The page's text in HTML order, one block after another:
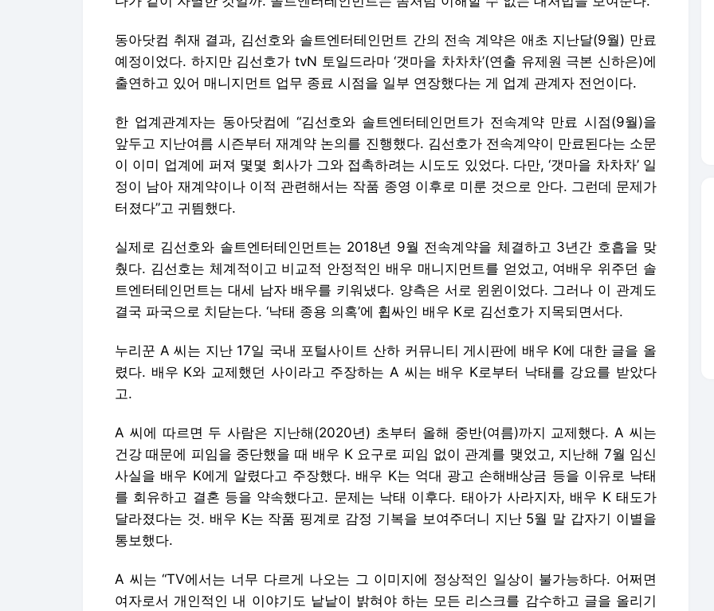
동아닷컴 취재 결과, 김선호와 솔트엔터테인먼트 간의 전속 계약은 애초 지난달(9월) 만료
예정이었다. 하지만 김선호가 tvN 토일드라마 ‘갯마을 차차차’(연출 유제원 극본 신하은)에
출연하고 있어 매니지먼트 업무 종료 시점을 일부 연장했다는 게 업계 관계자 전언이다.
한 업계관계자는 동아닷컴에 “김선호와 솔트엔터테인먼트가 전속계약 만료 시점(9월)을
앞두고 지난여름 시즌부터 재계약 논의를 진행했다. 김선호가 전속계약이 만료된다는 소문
이 이미 업계에 퍼져 몇몇 회사가 그와 접촉하려는 시도도 있었다. 다만, ‘갯마을 차차차’ 일
정이 남아 재계약이나 이적 관련해서는 작품 종영 이후로 미룬 것으로 안다. 그런데 문제가
터졌다”고 귀띔했다.
실제로 김선호와 솔트엔터테인먼트는 2018년 9월 전속계약을 체결하고 3년간 호흡을 맞
췄다. 김선호는 체계적이고 비교적 안정적인 배우 매니지먼트를 얻었고, 여배우 위주던 솔
트엔터테인먼트는 대세 남자 배우를 키워냈다. 양측은 서로 윈윈이었다. 그러나 이 관계도
결국 파국으로 치닫는다. ‘낙태 종용 의혹’에 휩싸인 배우 K로 김선호가 지목되면서다.
누리꾼 A 씨는 지난 17일 국내 포털사이트 산하 커뮤니티 게시판에 배우 K에 대한 글을 올
렸다. 배우 K와 교제했던 사이라고 주장하는 A 씨는 배우 K로부터 낙태를 강요를 받았다
고.
A 씨에 따르면 두 사람은 지난해(2020년) 초부터 올해 중반(여름)까지 교제했다. A 씨는
건강 때문에 피임을 중단했을 때 배우 K 요구로 피임 없이 관계를 맺었고, 지난해 7월 임신
사실을 배우 K에게 알렸다고 주장했다. 배우 K는 억대 광고 손해배상금 등을 이유로 낙태
를 회유하고 결혼 등을 약속했다고. 문제는 낙태 이후다. 태아가 사라지자, 배우 K 태도가
달라졌다는 것. 배우 K는 작품 핑계로 감정 기복을 보여주더니 지난 5월 말 갑자기 이별을
통보했다.
A 씨는 “TV에서는 너무 다르게 나오는 그 이미지에 정상적인 일상이 불가능하다. 어쩌면
여자로서 개인적인 내 이야기도 낱낱이 밝혀야 하는 모든 리스크를 감수하고 글을 올리기